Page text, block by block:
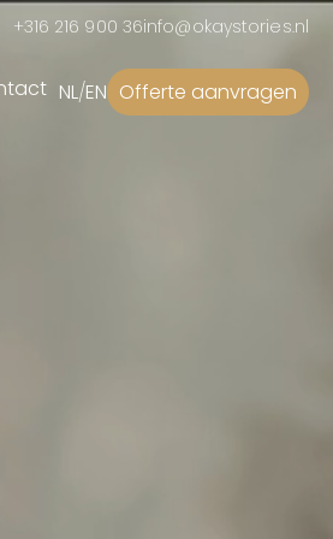
+316 216 900 36info@okaystories.nl
NL/EN Offerte aanvragen